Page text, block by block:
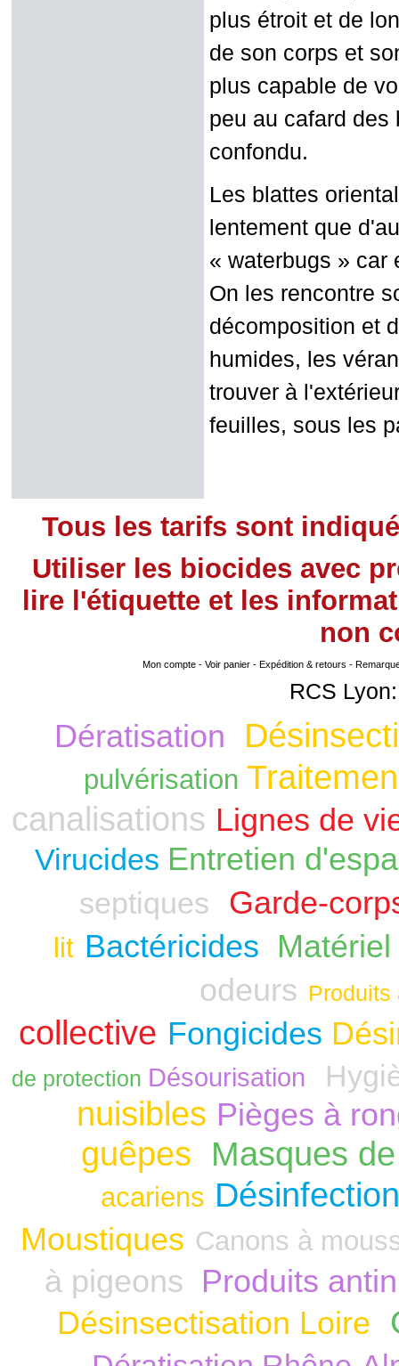
plus étroit et de
de son corps et
plus capable de
peu au cafard des
confondu.
Les blattes
lentement que
« waterbugs » car
On les rencontre
décomposition et
humides, les
trouver à
feuilles, sous les
Tous les tarifs sont
Utiliser les biocides avec
lire l'étiquette et les
non
Mon compte- Voir panier- Expédition & retours -
RCS
Dératisation
pulvérisation
canalisations Lignes de
Virucides Entretien
septiques Garde-
lit Bactéricides
odeurs Produits
collective Fongicides
de protection Désourisation
nuisibles Pièges à
guêpes Masques
acariens
Moustiques Canons à
à pigeons Produits
Désinsectisation Loire